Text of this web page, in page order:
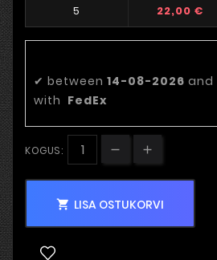
5 22,00 €
✔ between 14-08-2026 and
with FedEx
KOGUS:
 LISA OSTUKORVI